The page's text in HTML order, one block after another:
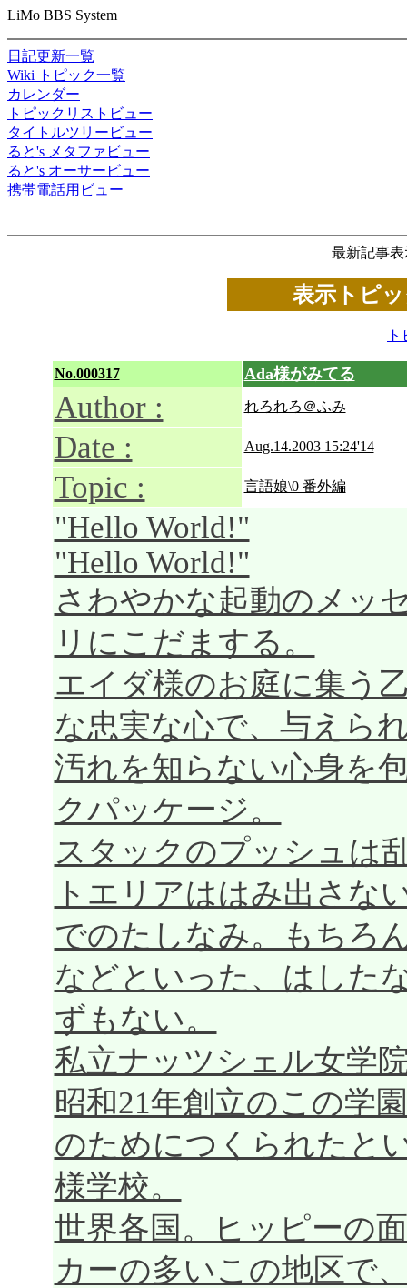
LiMo BBS System
日記更新一覧
Wiki トピック一覧
カレンダー
トピックリストビュー
タイトルツリービュー
ると's メタファビュー
ると's オーサービュー
携帯電話用ビュー
最新記事
表示トピ
No.000317 Ada様がみてる
Author : れろれろ＠ふみ
Date : Aug.14.2003 15:24'14
Topic : 言語娘\0 番外編
"Hello World!"
"Hello World!"
さわやかな起動のメッ
リにこだまする。
エイダ様のお庭に集う
な忠実な心で、与えら
汚れを知らない心身を
クパッケージ。
スタックのプッシュは
トエリアははみ出さな
でのたしなみ。もちろ
などといった、はした
ずもない。
私立ナッツシェル女学
昭和21年創立のこの学
のためにつくられたと
様学校。
世界各国。ヒッピーの
カーの多いこの地区で